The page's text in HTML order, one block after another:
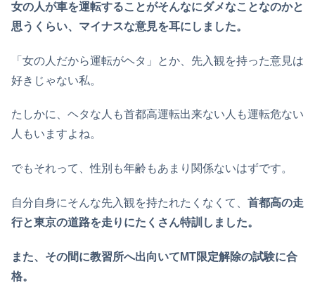
女の人が車を運転することがそんなにダメなことなのかと
思うくらい、マイナスな意見を耳にしました。
「女の人だから運転がヘタ」とか、先入観を持った意見は
好きじゃない私。
たしかに、ヘタな人も首都高運転出来ない人も運転危ない
人もいますよね。
でもそれって、性別も年齢もあまり関係ないはずです。
自分自身にそんな先入観を持たれたくなくて、 首都高の走
行と東京の道路を走りにたくさん特訓しました。
また、その間に教習所へ出向いてMT限定解除の試験に合
格。